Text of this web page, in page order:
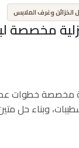
الخزائن وغرف الملابس
مخصصة
مخصصة خطوات
وبناء حل